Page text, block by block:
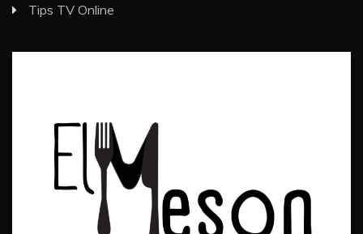
Tips TV Online